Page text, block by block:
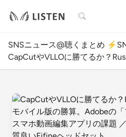
検索
SNSニュース@聴くまとめ
CapCutやVLLOに勝てるか？